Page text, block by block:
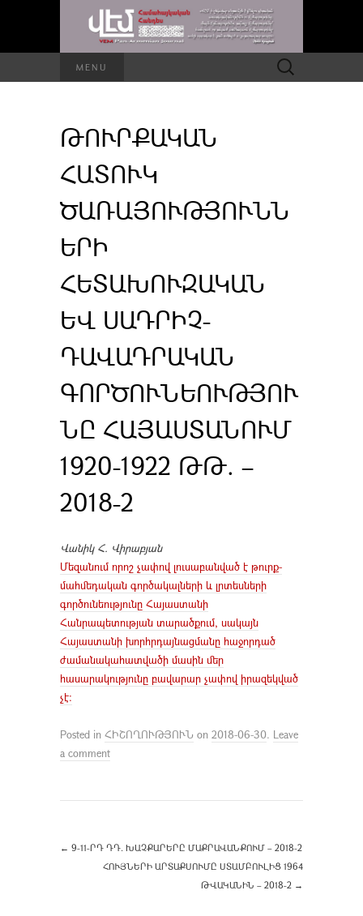
MENU Որոնել՝
ԹՈՒՐՔԱԿԱՆ
ՀԱՏՈՒԿ
ԾԱՌԱՅՈՒԹՅՈՒՆՆ
ԵՐԻ
ՀԵՏԱԽՈՒԶԱԿԱՆ
ԵՎ ՍԱԴՐԻՉ-
ԴԱՎԱԴՐԱԿԱՆ
ԳՈՐԾՈՒՆԵՈՒԹՅՈՒ
ՆԸ ՀԱՅԱՍՏԱՆՈՒՄ
1920-1922 ԹԹ. –
2018-2
Վանիկ Հ. Վիրաբյան
Մեզանում որոշ չափով լուսաբանված է թուրք-
մահմեդական գործակալների և լրտեսների
գործունեությունը Հայաստանի
Հանրապետության տարածքում, սակայն
Հայաստանի խորհրդայնացմանը հաջորդած
ժամանակահատվածի մասին մեր
հասարակությունը բավարար չափով իրազեկված
չէ:
Posted in ՀԻՇՈՂՈՒԹՅՈՒՆ on 2018-06-30. Leave
a comment
← 9-11-ՐԴ ԴԴ. ԽԱՉՔԱՐԵՐԸ ՄԱՔՐԱՎԱՆՔՈՒՄ – 2018-2
ՀՈՒՅՆԵՐԻ ԱՐՏԱՔՍՈՒՄԸ ՍՏԱՄԲՈՒԼԻՑ 1964
ԹՎԱԿԱՆԻՆ – 2018-2 →